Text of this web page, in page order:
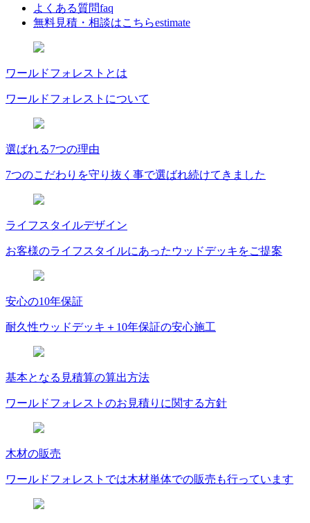
よくある質問faq
無料見積・相談はこちらestimate
ワールドフォレストとは
ワールドフォレストについて
選ばれる7つの理由
7つのこだわりを守り抜く事で選ばれ続けてきました
ライフスタイルデザイン
お客様のライフスタイルにあったウッドデッキをご提案
安心の10年保証
耐久性ウッドデッキ＋10年保証の安心施工
基本となる見積算の算出方法
ワールドフォレストのお見積りに関する方針
木材の販売
ワールドフォレストでは木材単体での販売も行っています